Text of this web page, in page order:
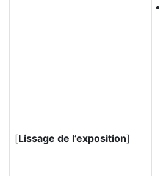
[Lissage de l’exposition]